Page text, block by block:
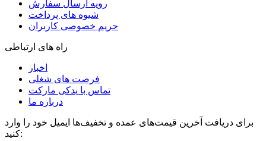
رویه ارسال سفارش
شیوه های پرداخت
حریم خصوصی کاربران
راه های ارتباطی
اخبار
فرصت های شغلی
تماس با یدکی مارکت
درباره ما
برای دریافت آخرین قیمت‌های عمده و تخفیف‌ها ایمیل خود را وارد
کنید: